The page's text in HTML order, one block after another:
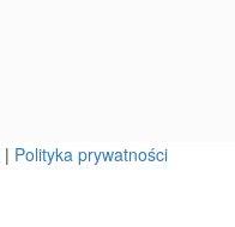
| Polityka prywatności